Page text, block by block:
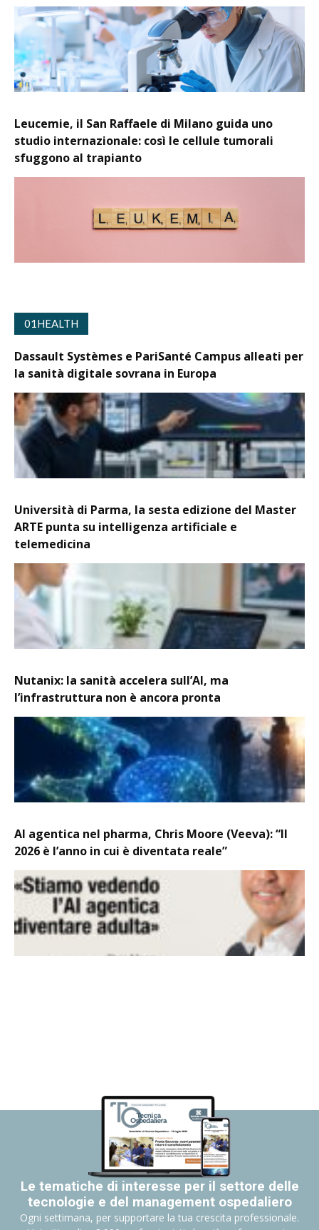
Leucemie, il San Raffaele di Milano guida uno
studio internazionale: così le cellule tumorali
sfuggono al trapianto
01HEALTH
Dassault Systèmes e PariSanté Campus alleati per
la sanità digitale sovrana in Europa
Università di Parma, la sesta edizione del Master
ARTE punta su intelligenza artificiale e
telemedicina
Nutanix: la sanità accelera sull’AI, ma
l’infrastruttura non è ancora pronta
AI agentica nel pharma, Chris Moore (Veeva): “Il
2026 è l’anno in cui è diventata reale”
Le tematiche di interesse per il settore delle
tecnologie e del management ospedaliero
Ogni settimana, per supportare la tua crescita professionale.